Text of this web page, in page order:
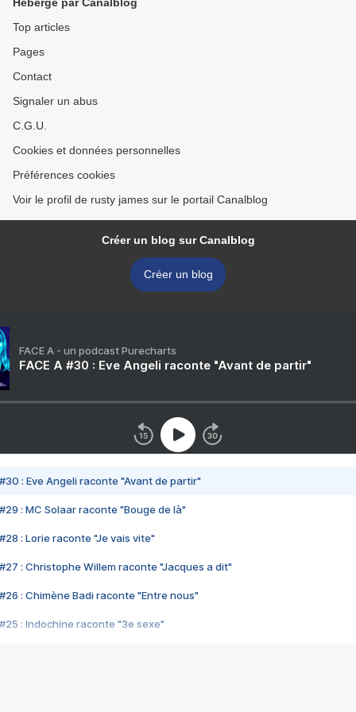
Top articles
Pages
Contact
Signaler un abus
C.G.U.
Cookies et données personnelles
Préférences cookies
Voir le profil de rusty james sur le portail Canalblog
Créer un blog sur Canalblog
Créer un blog
FACE A - un podcast Purecharts
FACE A #30 : Eve Angeli raconte "Avant de partir"
#30 : Eve Angeli raconte "Avant de partir"
#29 : MC Solaar raconte "Bouge de là"
#28 : Lorie raconte "Je vais vite"
#27 : Christophe Willem raconte "Jacques a dit"
#26 : Chimène Badi raconte "Entre nous"
#25 : Indochine raconte "3e sexe"